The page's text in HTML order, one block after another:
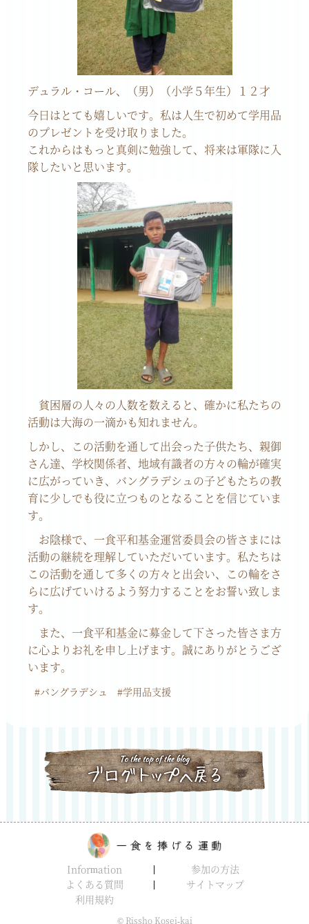
デュラル・コール、（男）（小学５年生）１２才
今日はとても嬉しいです。私は人生で初めて学用品
のプレゼントを受け取りました。
これからはもっと真剣に勉強して、将来は軍隊に入
隊したいと思います。
貧困層の人々の人数を数えると、確かに私たちの
活動は大海の一滴かも知れません。
しかし、この活動を通して出会った子供たち、親御
さん達、学校関係者、地域有識者の方々の輪が確実
に広がっていき、バングラデシュの子どもたちの教
育に少しでも役に立つものとなることを信じていま
す。
お陰様で、一食平和基金運営委員会の皆さまには
活動の継続を理解していただいています。私たちは
この活動を通して多くの方々と出会い、この輪をさ
らに広げていけるよう努力することをお誓い致しま
す。
また、一食平和基金に募金して下さった皆さま方
に心よりお礼を申し上げます。誠にありがとうござ
います。
#バングラデシュ #学用品支援
Information
参加の方法
よくある質問
サイトマップ
利用規約
© Rissho Kosei-kai